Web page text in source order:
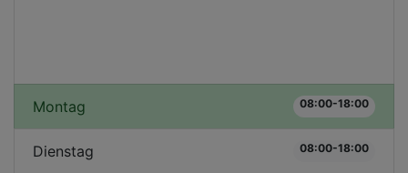
Montag 08:00-18:00
Dienstag 08:00-18:00